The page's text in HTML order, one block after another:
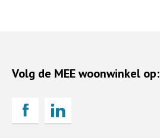
Volg de MEE woonwinkel op: